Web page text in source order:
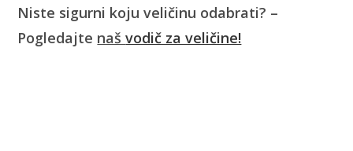
Niste sigurni koju veličinu odabrati? –
Pogledajte našvodič za veličine!